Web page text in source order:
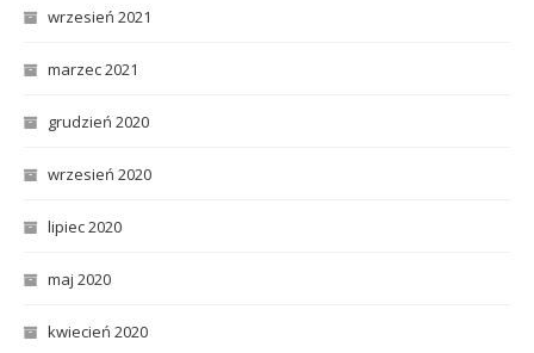
wrzesień 2021
marzec 2021
grudzień 2020
wrzesień 2020
lipiec 2020
maj 2020
kwiecień 2020